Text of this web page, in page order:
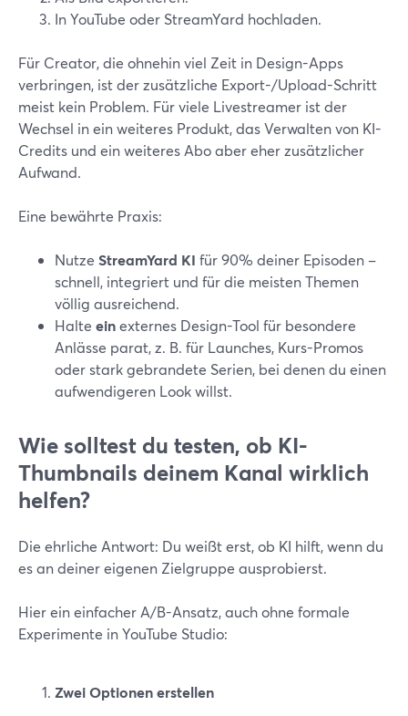
In YouTube oder StreamYard hochladen.
Für Creator, die ohnehin viel Zeit in Design-Apps
verbringen, ist der zusätzliche Export-/Upload-Schritt
meist kein Problem. Für viele Livestreamer ist der
Wechsel in ein weiteres Produkt, das Verwalten von KI-
Credits und ein weiteres Abo aber eher zusätzlicher
Aufwand.
Eine bewährte Praxis:
Nutze StreamYard KI für 90% deiner Episoden –
schnell, integriert und für die meisten Themen
völlig ausreichend.
Halte einexternes Design-Tool für besondere
Anlässe parat, z. B. für Launches, Kurs-Promos
oder stark gebrandete Serien, bei denen du einen
aufwendigeren Look willst.
Wie solltest du testen, ob KI-
Thumbnails deinem Kanal wirklich
helfen?
Die ehrliche Antwort: Du weißt erst, ob KI hilft, wenn du
es an deiner eigenen Zielgruppe ausprobierst.
Hier ein einfacher A/B-Ansatz, auch ohne formale
Experimente in YouTube Studio:
Zwei Optionen erstellen